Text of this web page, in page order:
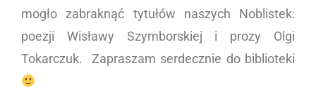
mogło zabraknąć tytułów naszych Noblistek:
poezji Wisławy Szymborskiej i prozy Olgi
Tokarczuk. Zapraszam serdecznie do biblioteki